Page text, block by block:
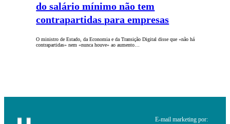
do salário mínimo não tem
contrapartidas para empresas
O ministro de Estado, da Economia e da Transição Digital disse que «não há
contrapartidas» nem «nunca houve» ao aumento…
E-mail marketing por: